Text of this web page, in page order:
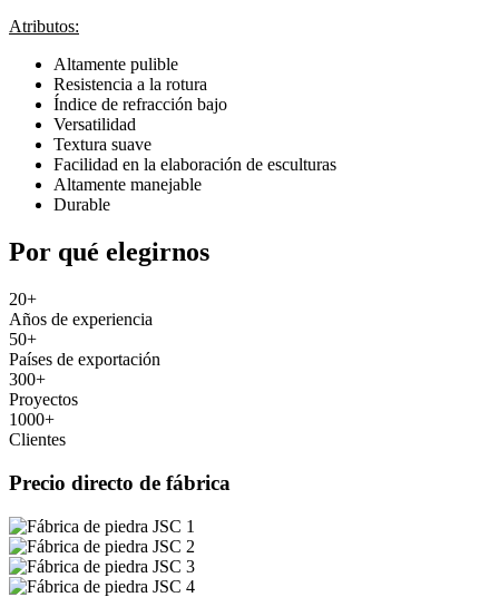
Atributos:
Altamente pulible
Resistencia a la rotura
Índice de refracción bajo
Versatilidad
Textura suave
Facilidad en la elaboración de esculturas
Altamente manejable
Durable
Por qué elegirnos
20+
Años de experiencia
50+
Países de exportación
300+
Proyectos
1000+
Clientes
Precio directo de fábrica